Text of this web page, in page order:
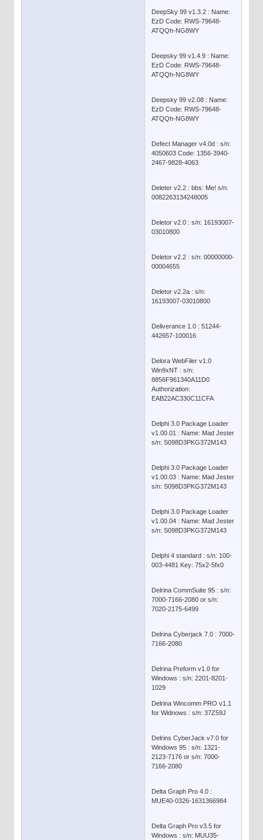
DeepSky 99 v1.3.2 : Name:
EzD Code: RWS-79648-
ATQQh-NG8WY
Deepsky 99 v1.4.9 : Name:
EzD Code: RWS-79648-
ATQQh-NG8WY
Deepsky 99 v2.08 : Name:
EzD Code: RWS-79648-
ATQQh-NG8WY
Defect Manager v4.0d : s/n:
4050603 Code: 1356-3940-
2467-9828-4063
Deleter v2.2 : bbs: Me! s/n:
0082263134248005
Deletor v2.0 : s/n: 16193007-
03010800
Deletor v2.2 : s/n: 00000000-
00004655
Deletor v2.2a : s/n:
16193007-03010800
Deliverance 1.0 : 51244-
442657-100016
Delora WebFiler v1.0
Win9xNT : s/n:
8856F961340A11D0
Authorization:
EAB22AC330C11CFA
Delphi 3.0 Package Loader
v1.00.01 : Name: Mad Jester
s/n: S098D3PKG372M143
Delphi 3.0 Package Loader
v1.00.03 : Name: Mad Jester
s/n: S098D3PKG372M143
Delphi 3.0 Package Loader
v1.00.04 : Name: Mad Jester
s/n: S098D3PKG372M143
Delphi 4 standard : s/n: 100-
003-4481 Key: 75x2-5fx0
Delrina CommSuite 95 : s/n:
7000-7166-2080 or s/n:
7020-2175-6499
Delrina Cyberjack 7.0 : 7000-
7166-2080
Delrina Preform v1.0 for
Windows : s/n: 2201-8201-
1029
Delrina Wincomm PRO v1.1
for Widnows : s/n: 37Z59J
Delrins CyberJack v7.0 for
Windows 95 : s/n: 1321-
2123-7176 or s/n: 7000-
7166-2080
Delta Graph Pro 4.0 :
MUE40-0326-1631366984
Delta Graph Pro v3.5 for
Windows : s/n: MUU35-